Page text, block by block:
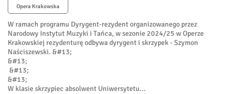
Opera Krakowska
W ramach programu Dyrygent-rezydent organizowanego przez
Narodowy Instytut Muzyki i Tańca, w sezonie 2024/25 w Operze
Krakowskiej rezydenturę odbywa dyrygent i skrzypek - Szymon
Naściszewski. &#13;
&#13;
&#13;
&#13;
W klasie skrzypiec absolwent Uniwersytetu...